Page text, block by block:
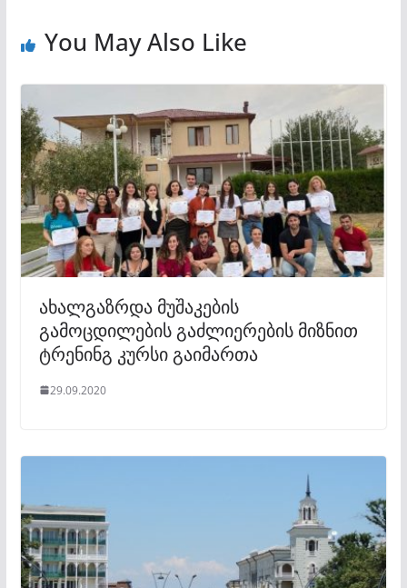
You May Also Like
ახალგაზრდა მუშაკების
გამოცდილების გაძლიერების მიზნით
ტრენინგ კურსი გაიმართა
29.09.2020